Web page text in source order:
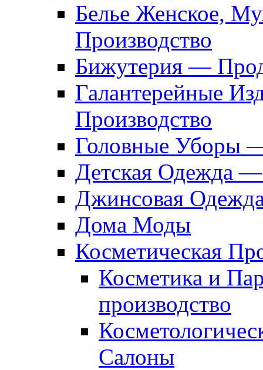
Белье Женское,
Производство
Бижутерия —
Галантерейные
Производство
Головные Уборы
Детская Одежда
Джинсовая
Дома Моды
Косметическая
Косметика и
производство
Салоны